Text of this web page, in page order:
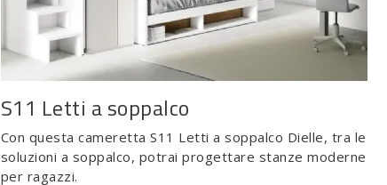
S11 Letti a soppalco
Con questa cameretta S11 Letti a soppalco Dielle, tra le
soluzioni a soppalco, potrai progettare stanze moderne
per ragazzi.